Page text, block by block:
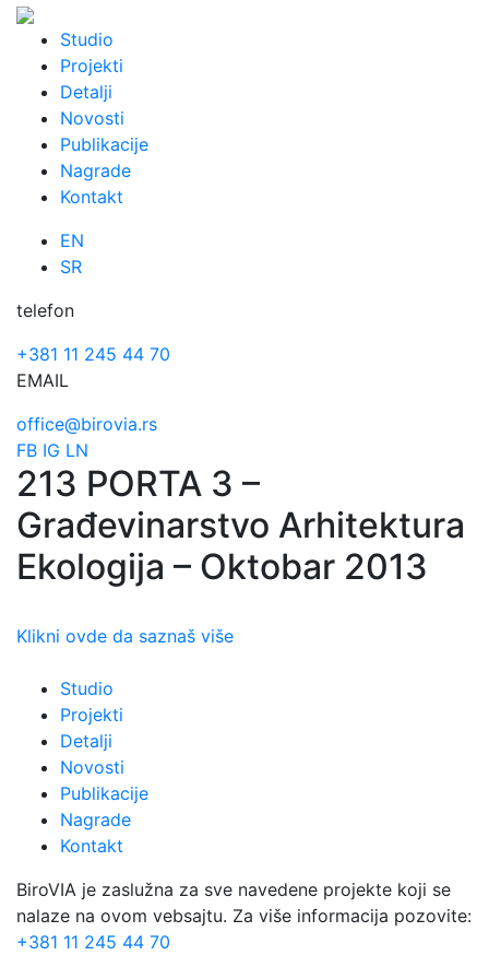
Skip
content
Studio
Projekti
Detalji
Novosti
Publikacije
Nagrade
Kontakt
EN
SR
telefon
+381 11 245 44 70
EMAIL
office@birovia.rs
FB IG LN
213 PORTA 3 –
Građevinarstvo Arhitektura
Ekologija – Oktobar 2013
Klikni ovde da saznaš više
Studio
Projekti
Detalji
Novosti
Publikacije
Nagrade
Kontakt
BiroVIA je zaslužna za sve navedene projekte koji se
nalaze na ovom vebsajtu. Za više informacija pozovite:
+381 11 245 44 70